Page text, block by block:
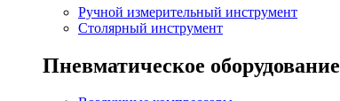
Ручной измерительный инструмент
Столярный инструмент
Пневматическое оборудование